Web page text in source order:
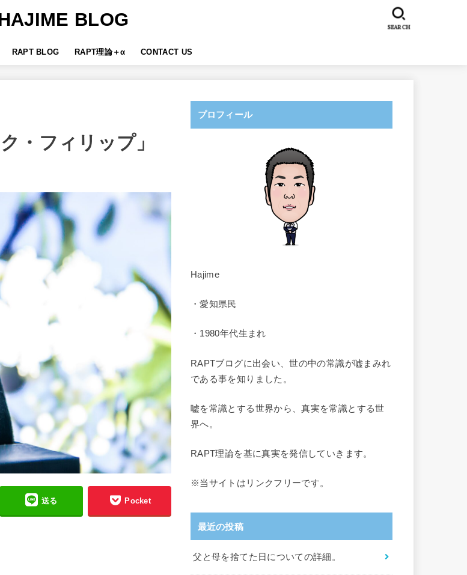
BLOG
RAPT BLOG RAPT理論＋α CONTACT US
SEARCH
・フィリップ」
送る Pocket
プロフィール
Hajime
・愛知県民
・1980年代生まれ
RAPTブログに出会い、世の中の常識が嘘まみれ
である事を知りました。
嘘を常識とする世界から、真実を常識とする世
界へ。
RAPT理論を基に真実を発信していきます。
※当サイトはリンクフリーです。
最近の投稿
父と母を捨てた日についての詳細。